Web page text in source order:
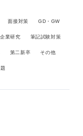
面接対策 GD・GW
業研究 筆記試験対策
第二新卒 その他